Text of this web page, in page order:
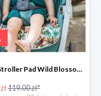
Thick Stroller Pad Wild Blossom Powder Pink Velvet Collection La Millou -15%
119.00 zł*